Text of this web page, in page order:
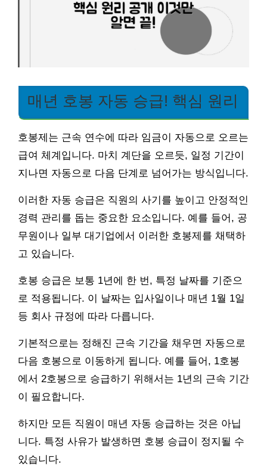
매년 호봉 자동 승급! 핵심 원리
호봉제는 근속 연수에 따라 임금이 자동으로 오르는
급여 체계입니다. 마치 계단을 오르듯, 일정 기간이
지나면 자동으로 다음 단계로 넘어가는 방식입니다.
이러한 자동 승급은 직원의 사기를 높이고 안정적인
경력 관리를 돕는 중요한 요소입니다. 예를 들어, 공
무원이나 일부 대기업에서 이러한 호봉제를 채택하
고 있습니다.
호봉 승급은 보통 1년에 한 번, 특정 날짜를 기준으
로 적용됩니다. 이 날짜는 입사일이나 매년 1월 1일
등 회사 규정에 따라 다릅니다.
기본적으로는 정해진 근속 기간을 채우면 자동으로
다음 호봉으로 이동하게 됩니다. 예를 들어, 1호봉
에서 2호봉으로 승급하기 위해서는 1년의 근속 기간
이 필요합니다.
하지만 모든 직원이 매년 자동 승급하는 것은 아닙
니다. 특정 사유가 발생하면 호봉 승급이 정지될 수
있습니다.